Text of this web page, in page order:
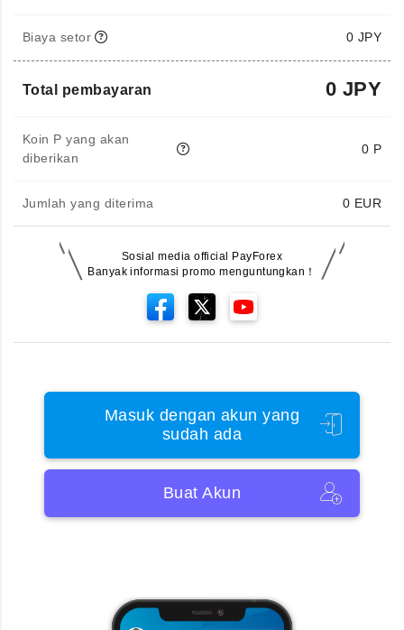
Biaya setor 0 JPY
Total pembayaran 0 JPY
Koin P yang akan
diberikan
0 P
Jumlah yang diterima 0 EUR
Sosial media official PayForex
Banyak informasi promo menguntungkan！
Masuk dengan akun yang
sudah ada
Buat Akun